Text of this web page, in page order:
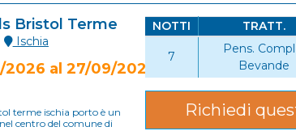
Bristol Terme
Ischia
al 27/09/2026
terme ischia porto è un
centro del comune di
NOTTI TRATT.
7
Pens.
Bevande
Richiedi